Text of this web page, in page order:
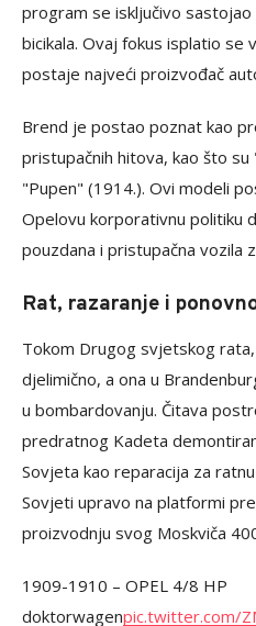
program se isključivo
bicikala. Ovaj fokus isplatio se
postaje najveći proizvođač
Brend je postao poznat kao
pristupačnih hitova, kao što
"Pupen" (1914.). Ovi modeli
Opelovu korporativnu politiku
pouzdana i pristupačna vozila
Rat, razaranje i
Tokom Drugog svjetskog
djelimično, a ona u
u bombardovanju. Čitava
predratnog Kadeta
Sovjeta kao reparacija za
Sovjeti upravo na platformi
proizvodnju svog Moskviča
1909-1910 – OPEL 4/8 HP
doktorwagenpic.twitter.com/